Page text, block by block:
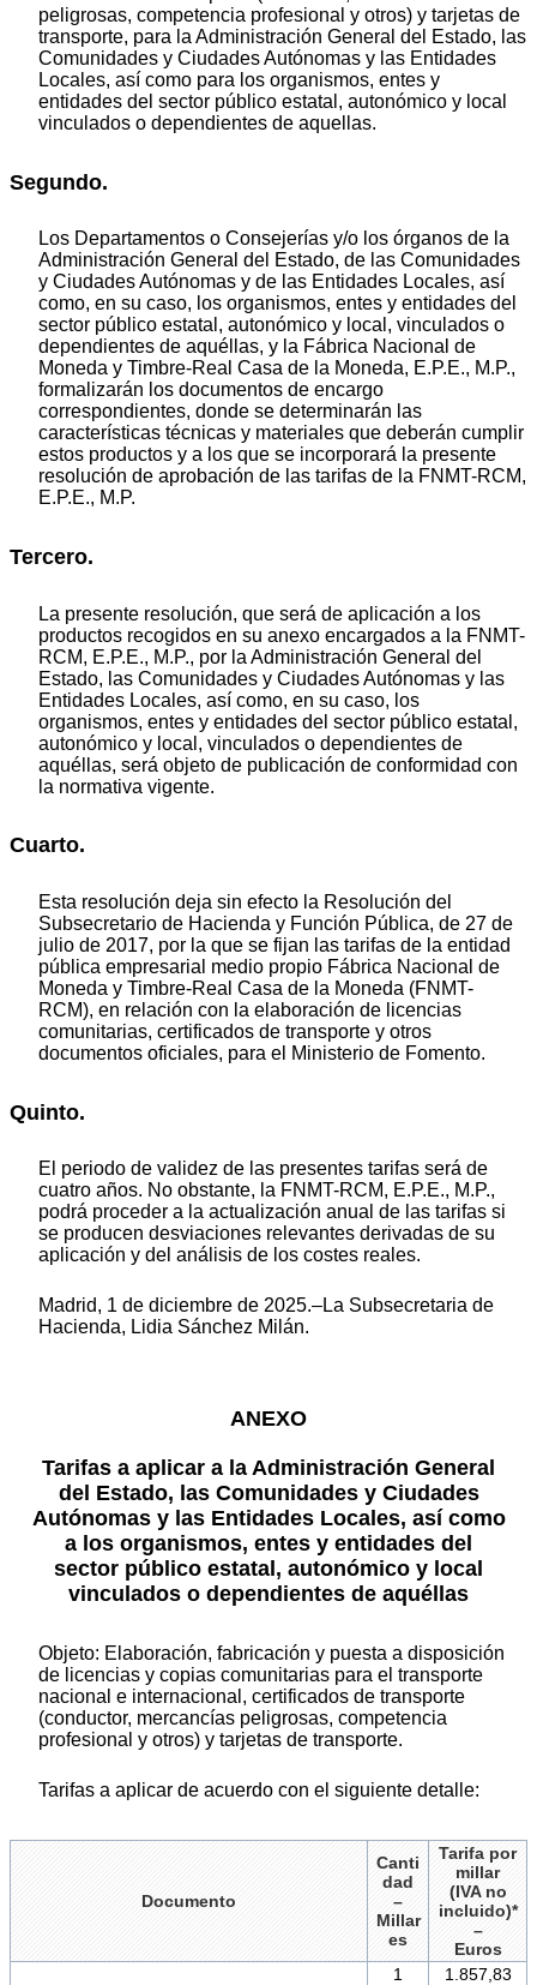
peligrosas, competencia profesional y otros) y tarjetas de
transporte, para la Administración General del Estado, las
Comunidades y Ciudades Autónomas y las Entidades
Locales, así como para los organismos, entes y
entidades del sector público estatal, autonómico y local
vinculados o dependientes de aquellas.
Segundo.
Los Departamentos o Consejerías y/o los órganos de la
Administración General del Estado, de las Comunidades
y Ciudades Autónomas y de las Entidades Locales, así
como, en su caso, los organismos, entes y entidades del
sector público estatal, autonómico y local, vinculados o
dependientes de aquéllas, y la Fábrica Nacional de
Moneda y Timbre-Real Casa de la Moneda, E.P.E., M.P.,
formalizarán los documentos de encargo
correspondientes, donde se determinarán las
características técnicas y materiales que deberán cumplir
estos productos y a los que se incorporará la presente
resolución de aprobación de las tarifas de la FNMT-RCM,
E.P.E., M.P.
Tercero.
La presente resolución, que será de aplicación a los
productos recogidos en su anexo encargados a la FNMT-
RCM, E.P.E., M.P., por la Administración General del
Estado, las Comunidades y Ciudades Autónomas y las
Entidades Locales, así como, en su caso, los
organismos, entes y entidades del sector público estatal,
autonómico y local, vinculados o dependientes de
aquéllas, será objeto de publicación de conformidad con
la normativa vigente.
Cuarto.
Esta resolución deja sin efecto la Resolución del
Subsecretario de Hacienda y Función Pública, de 27 de
julio de 2017, por la que se fijan las tarifas de la entidad
pública empresarial medio propio Fábrica Nacional de
Moneda y Timbre-Real Casa de la Moneda (FNMT-
RCM), en relación con la elaboración de licencias
comunitarias, certificados de transporte y otros
documentos oficiales, para el Ministerio de Fomento.
Quinto.
El periodo de validez de las presentes tarifas será de
cuatro años. No obstante, la FNMT-RCM, E.P.E., M.P.,
podrá proceder a la actualización anual de las tarifas si
se producen desviaciones relevantes derivadas de su
aplicación y del análisis de los costes reales.
Madrid, 1 de diciembre de 2025.–La Subsecretaria de
Hacienda, Lidia Sánchez Milán.
ANEXO
Tarifas a aplicar a la Administración General
del Estado, las Comunidades y Ciudades
Autónomas y las Entidades Locales, así como
a los organismos, entes y entidades del
sector público estatal, autonómico y local
vinculados o dependientes de aquéllas
Objeto: Elaboración, fabricación y puesta a disposición
de licencias y copias comunitarias para el transporte
nacional e internacional, certificados de transporte
(conductor, mercancías peligrosas, competencia
profesional y otros) y tarjetas de transporte.
Tarifas a aplicar de acuerdo con el siguiente detalle:
Documento
Canti
dad
–
Millar
es
Tarifa por
millar
(IVA no
incluido)*
–
Euros
1
1.857,83